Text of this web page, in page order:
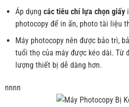
Áp dụng các tiêu chí lựa chọn giấy
photocopy để in ấn, photo tài liệu
Máy photocopy nên được bảo trì,
tuổi thọ của máy được kéo dài. Từ
lượng thiết bị dễ dàng hơn.
nnnn